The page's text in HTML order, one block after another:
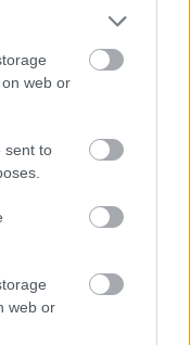
web or
sent to
web or
jutott a